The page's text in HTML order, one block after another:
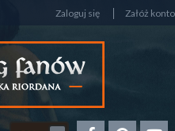
Zaloguj się Załóż konto